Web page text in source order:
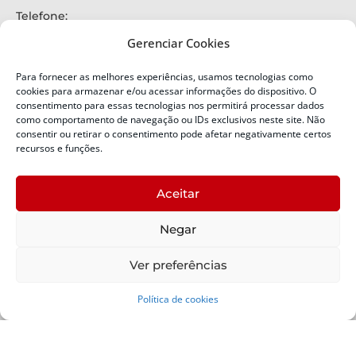
Gerenciar Cookies
Para fornecer as melhores experiências, usamos tecnologias como
cookies para armazenar e/ou acessar informações do dispositivo. O
consentimento para essas tecnologias nos permitirá processar dados
como comportamento de navegação ou IDs exclusivos neste site. Não
consentir ou retirar o consentimento pode afetar negativamente certos
recursos e funções.
Aceitar
Negar
Ver preferências
Política de cookies
Telefone:
Alertas Defesa Civil:
SMS 40199
ENDEREÇO
Defesa Civil do Estado de Santa Catarina
Bairro:
Capoeiras, Florianópolis, SC
Política de Privacidade